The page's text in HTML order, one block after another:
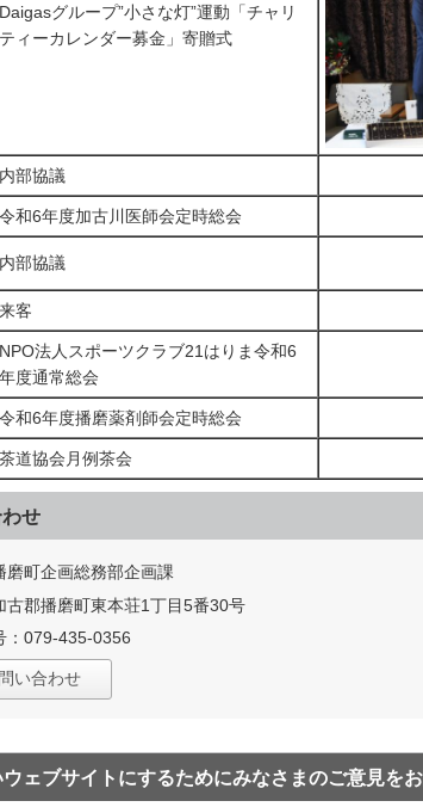
Daigasグループ”小さな灯”運動「チャリ
ティーカレンダー募金」寄贈式
内部協議
令和6年度加古川医師会定時総会
内部協議
来客
NPO法人スポーツクラブ21はりま令和6
年度通常総会
令和6年度播磨薬剤師会定時総会
茶道協会月例茶会
せ
磨町企画総務部企画課
古郡播磨町東本荘1丁目5番30号
：079-435-0356
い合わせ
ウェブサイトにするためにみなさまのご意見を